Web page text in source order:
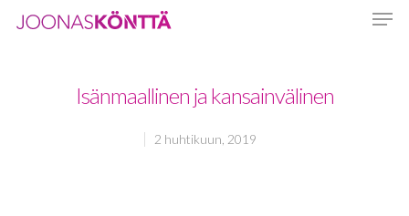
Isänmaallinen ja kansainvälinen
2 huhtikuun, 2019